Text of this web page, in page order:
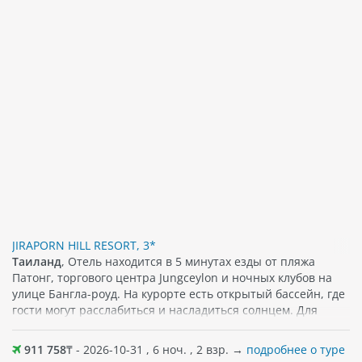
JIRAPORN HILL RESORT, 3*
Таиланд, Отель находится в 5 минутах езды от пляжа
Патонг, торгового центра Jungceylon и ночных клубов на
улице Бангла-роуд. На курорте есть открытый бассейн, где
гости могут расслабиться и насладиться солнцем. Для
размещения уютные номера, которые оснащены
просторным балконом, спутниковым/кабельным
телевидением и сейфом. Бесплатный Wi-Fi
911 758₸ - 2026-10-31 , 6 ноч. , 2 взр. → подробнее о туре